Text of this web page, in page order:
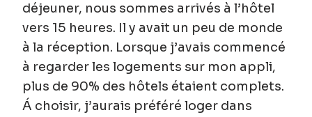
déjeuner, nous sommes arrivés à l’hôtel
vers 15 heures. Il y avait un peu de monde
à la réception. Lorsque j’avais commencé
à regarder les logements sur mon appli,
plus de 90% des hôtels étaient complets.
Á choisir, j’aurais préféré loger dans